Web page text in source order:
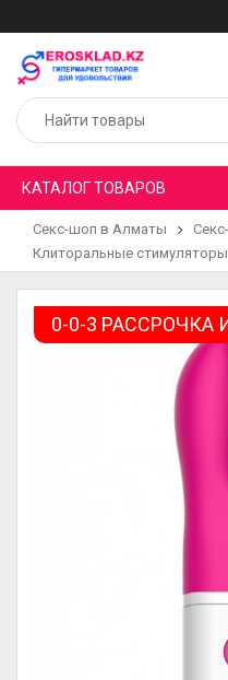
КАТАЛОГ ТОВАРОВ
Секс-шоп в Алматы
Клиторальные стимуляторы
0-0-3 РАССРОЧКА